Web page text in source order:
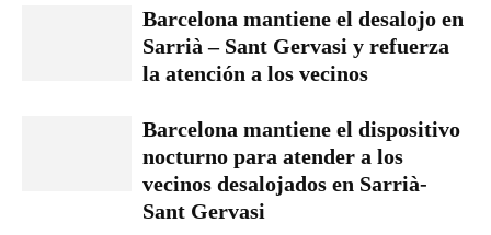
Barcelona mantiene el desalojo en
Sarrià – Sant Gervasi y refuerza
la atención a los vecinos
Barcelona mantiene el dispositivo
nocturno para atender a los
vecinos desalojados en Sarrià-
Sant Gervasi